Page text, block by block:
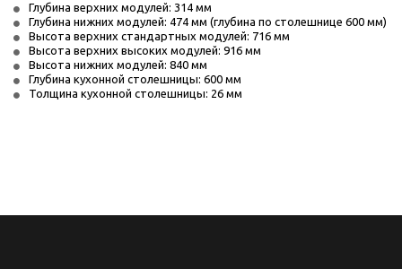
Глубина верхних модулей: 314 мм
Глубина нижних модулей: 474 мм (глубина по столешнице 600 мм)
Высота верхних стандартных модулей: 716 мм
Высота верхних высоких модулей: 916 мм
Высота нижних модулей: 840 мм
Глубина кухонной столешницы: 600 мм
Толщина кухонной столешницы: 26 мм